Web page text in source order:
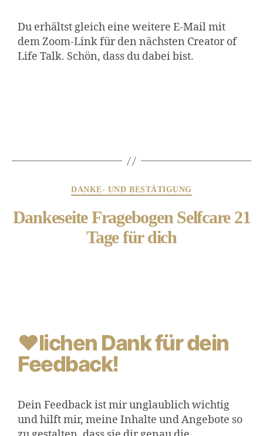
Du erhältst gleich eine weitere E-Mail mit
dem Zoom-Link für den nächsten Creator of
Life Talk. Schön, dass du dabei bist.
DANKE- UND BESTÄTIGUNG
Dankeseite Fragebogen Selfcare 21
Tage für dich
❤lichen Dank für dein
Feedback!
Dein Feedback ist mir unglaublich wichtig
und hilft mir, meine Inhalte und Angebote so